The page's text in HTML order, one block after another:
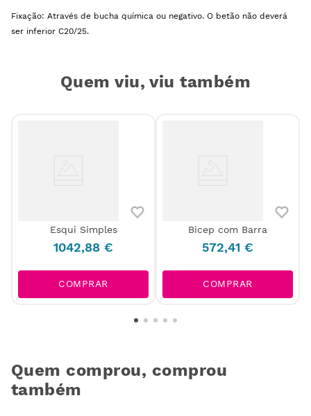
Fixação: Através de bucha química ou negativo. O betão não deverá
ser inferior C20/25.
Quem viu, viu também
Esqui Simples
1042,88 €
COMPRAR
Bicep com Barra
572,41 €
COMPRAR
Quem comprou, comprou
também